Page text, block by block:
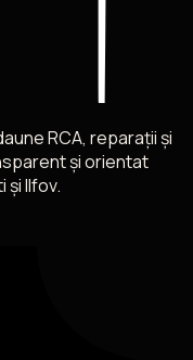
RCA, reparații și
și orientat
și Ilfov.